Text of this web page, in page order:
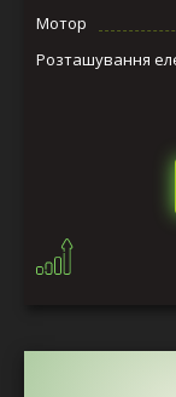
Мотор
Розташування